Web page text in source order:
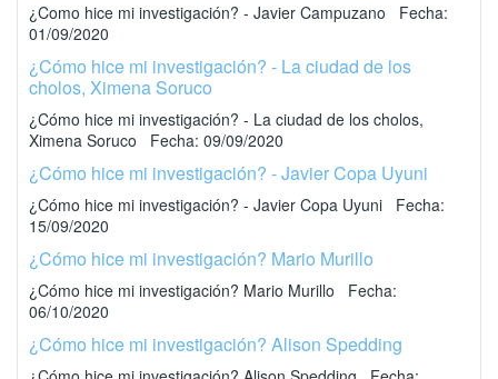
¿Como hice mi investigación? - Javier Campuzano Fecha:
01/09/2020
¿Cómo hice mi investigación? - La ciudad de los
cholos, Ximena Soruco
¿Cómo hice mi investigación? - La ciudad de los cholos,
Ximena Soruco Fecha: 09/09/2020
¿Cómo hice mi investigación? - Javier Copa Uyuni
¿Cómo hice mi investigación? - Javier Copa Uyuni Fecha:
15/09/2020
¿Cómo hice mi investigación? Mario Murillo
¿Cómo hice mi investigación? Mario Murillo Fecha:
06/10/2020
¿Cómo hice mi investigación? Alison Spedding